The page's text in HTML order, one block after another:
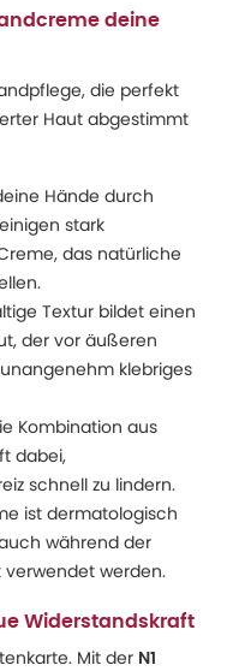
deine
die perfekt
Haut abgestimmt
Hände durch
stark
das natürliche
Textur bildet einen
der vor äußeren
klebriges
Kombination aus
dabei,
schnell zu lindern.
ist dermatologisch
während der
verwendet werden.
Widerstandskraft
Mit der N1